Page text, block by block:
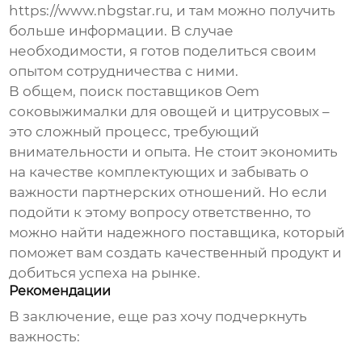
https://www.nbgstar.ru, и там можно получить
больше информации. В случае
необходимости, я готов поделиться своим
опытом сотрудничества с ними.
В общем, поиск поставщиков Oem
соковыжималки для овощей и цитрусовых –
это сложный процесс, требующий
внимательности и опыта. Не стоит экономить
на качестве комплектующих и забывать о
важности партнерских отношений. Но если
подойти к этому вопросу ответственно, то
можно найти надежного поставщика, который
поможет вам создать качественный продукт и
добиться успеха на рынке.
Рекомендации
В заключение, еще раз хочу подчеркнуть
важность: